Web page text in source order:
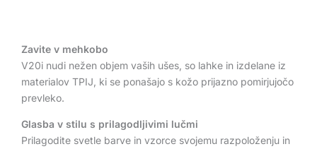
Zavite v mehkobo
V20i nudi nežen objem vaših ušes, so lahke in izdelane iz
materialov TPIJ, ki se ponašajo s kožo prijazno pomirjujočo
prevleko.
Glasba v stilu s prilagodljivimi lučmi
Prilagodite svetle barve in vzorce svojemu razpoloženju in